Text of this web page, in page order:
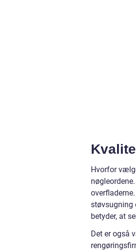
Hvorfor
støvsugning
betyder, at
Det er også